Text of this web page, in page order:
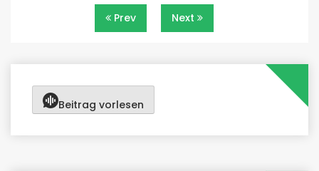
Beitragsnavigation
Prev Next
Beitrag vorlesen